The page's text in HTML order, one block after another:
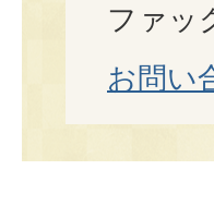
ファッ
お問い